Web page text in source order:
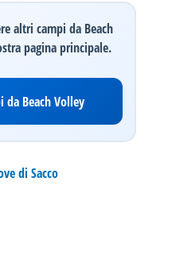
altri campi da Beach
pagina principale.
da Beach Volley
di Sacco